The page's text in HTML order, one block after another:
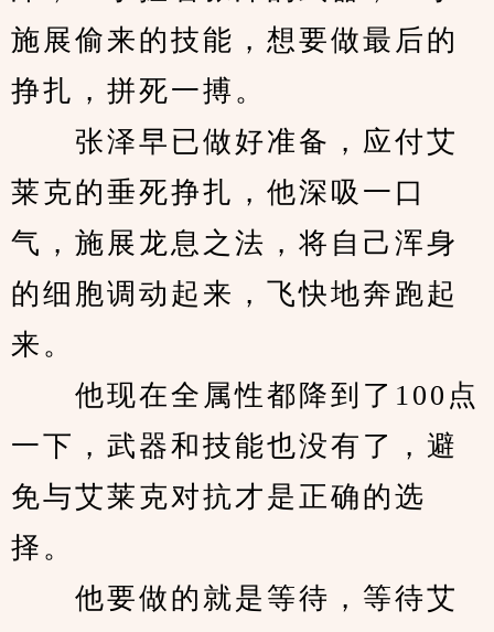
施展偷来的技能，想要做最后的
挣扎，拼死一搏。
张泽早已做好准备，应付艾
莱克的垂死挣扎，他深吸一口
气，施展龙息之法，将自己浑身
的细胞调动起来，飞快地奔跑起
来。
他现在全属性都降到了100点
一下，武器和技能也没有了，避
免与艾莱克对抗才是正确的选
择。
他要做的就是等待，等待艾